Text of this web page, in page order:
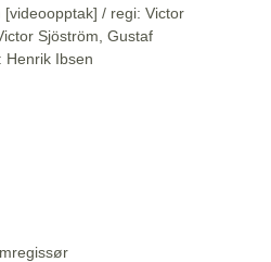
[videoopptak] / regi: Victor
Sjöström, Gustaf
Henrik Ibsen